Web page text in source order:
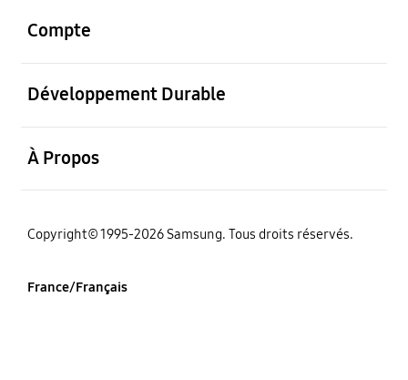
Compte
Développement Durable
À Propos
‌Copyright© 1995-2026 Samsung. Tous droits réservés.
France/Français